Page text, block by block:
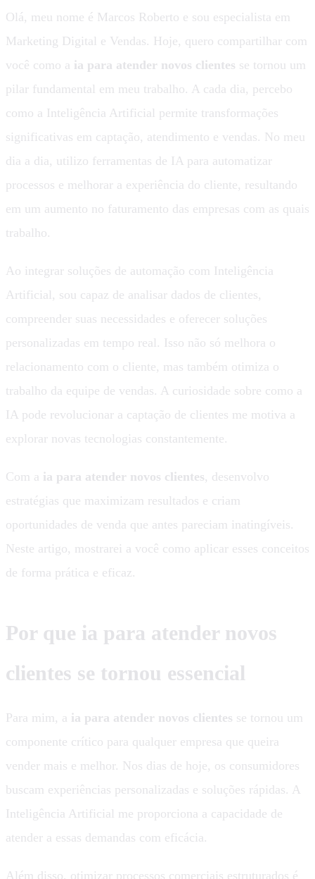
Olá, meu nome é Marcos Roberto e sou especialista em
Marketing Digital e Vendas. Hoje, quero compartilhar com
você como a ia para atender novos clientes se tornou um
pilar fundamental em meu trabalho. A cada dia, percebo
como a Inteligência Artificial permite transformações
significativas em captação, atendimento e vendas. No meu
dia a dia, utilizo ferramentas de IA para automatizar
processos e melhorar a experiência do cliente, resultando
em um aumento no faturamento das empresas com as quais
trabalho.
Ao integrar soluções de automação com Inteligência
Artificial, sou capaz de analisar dados de clientes,
compreender suas necessidades e oferecer soluções
personalizadas em tempo real. Isso não só melhora o
relacionamento com o cliente, mas também otimiza o
trabalho da equipe de vendas. A curiosidade sobre como a
IA pode revolucionar a captação de clientes me motiva a
explorar novas tecnologias constantemente.
Com a ia para atender novos clientes, desenvolvo
estratégias que maximizam resultados e criam
oportunidades de venda que antes pareciam inatingíveis.
Neste artigo, mostrarei a você como aplicar esses conceitos
de forma prática e eficaz.
Por que ia para atender novos
clientes se tornou essencial
Para mim, a ia para atender novos clientes se tornou um
componente crítico para qualquer empresa que queira
vender mais e melhor. Nos dias de hoje, os consumidores
buscam experiências personalizadas e soluções rápidas. A
Inteligência Artificial me proporciona a capacidade de
atender a essas demandas com eficácia.
Além disso, otimizar processos comerciais estruturados é